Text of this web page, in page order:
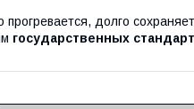
прогревается, долго
государственных